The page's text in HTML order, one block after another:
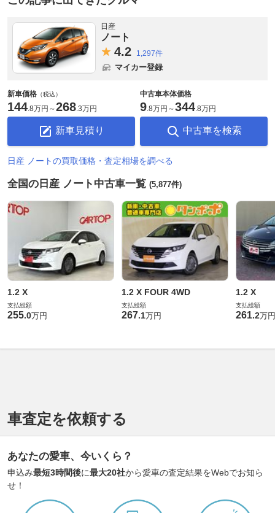
日産
ノート
4.2 1,297件
マイカー登録
新車価格 （税込）
144.8万円 ～268.3万円
新車見積り
中古車本体価格
9.8万円 ～344.8万円
中古車を検索
日産 ノートの買取価格・査定相場を調べる
全国の日産 ノート中古車一覧 (5,877件)
1.2 X
支払総額
255.0万円
1.2 X FOUR 4WD
支払総額
267.1万円
1.2 X
支払総額
261.2万円
車査定を依頼する
あなたの愛車、今いくら？
申込み最短3時間後に最大20社から愛車の査定結果をWebでお知ら
せ！